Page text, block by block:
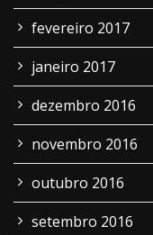
fevereiro 2017
janeiro 2017
dezembro 2016
novembro 2016
outubro 2016
setembro 2016